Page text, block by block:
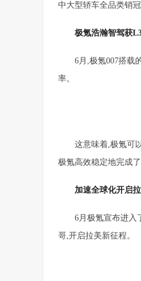
中大型轿车全品类销
极氪浩瀚智驾获L
6月,极氪007搭载
率。
这意味着,极氪可
极氪高效稳定地完成
加速全球化开启
6月极氪宣布进入
哥,开启拉美新征程。